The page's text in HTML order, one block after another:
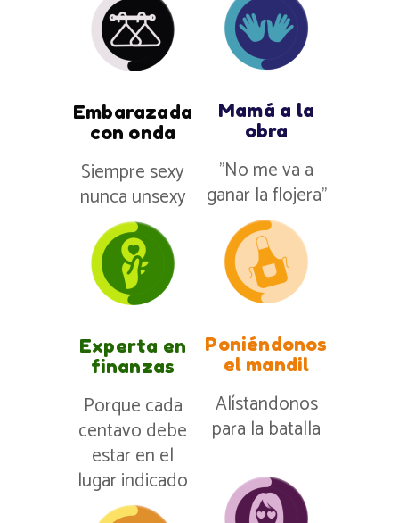
Embarazada
con onda
Siempre sexy
nunca unsexy
Experta en
finanzas
Porque cada
centavo debe
estar en el
lugar indicado
Mamá a la
obra
”No me va a
ganar la flojera”
Poniéndonos
el mandil
Alístandonos
para la batalla